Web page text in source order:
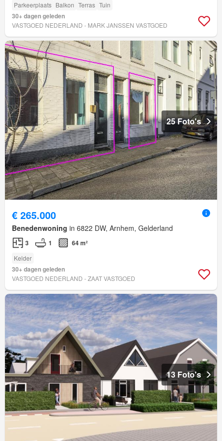
Parkeerplaats Balkon Terras Tuin
30+ dagen geleden
VASTGOED NEDERLAND - MARK JANSSEN VASTGOED
25 Foto's
€ 265.000
Benedenwoning in 6822 DW, Arnhem, Gelderland
3 1 64 m²
Kelder
30+ dagen geleden
VASTGOED NEDERLAND - ZAAT VASTGOED
13 Foto's